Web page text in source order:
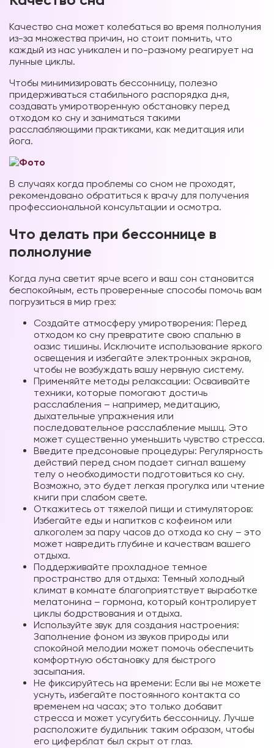
Качество сна может колебаться во время полнолуния
из-за множества причин, но стоит помнить, что
каждый из нас уникален и по-разному реагирует на
лунные циклы.
Чтобы минимизировать бессонницу, полезно
придерживаться стабильного распорядка дня,
создавать умиротворенную обстановку перед
отходом ко сну и заниматься такими
расслабляющими практиками, как медитация или
йога.
В случаях когда проблемы со сном не проходят,
рекомендовано обратиться к врачу для получения
профессиональной консультации и осмотра.
Что делать при бессоннице в
полнолуние
Когда луна светит ярче всего и ваш сон становится
беспокойным, есть проверенные способы помочь вам
погрузиться в мир грез:
Создайте атмосферу умиротворения: Перед
отходом ко сну превратите свою спальню в
оазис тишины. Исключите использование яркого
освещения и избегайте электронных экранов,
чтобы не возбуждать вашу нервную систему.
Применяйте методы релаксации: Осваивайте
техники, которые помогают достичь
расслабления – например, медитацию,
дыхательные упражнения или
последовательное расслабление мышц. Это
может существенно уменьшить чувство стресса.
Введите предсоновые процедуры: Регулярность
действий перед сном подает сигнал вашему
телу о необходимости подготовиться ко сну.
Возможно, это будет легкая прогулка или чтение
книги при слабом свете.
Откажитесь от тяжелой пищи и стимуляторов:
Избегайте еды и напитков с кофеином или
алкоголем за пару часов до отхода ко сну – это
может навредить глубине и качествам вашего
отдыха.
Поддерживайте прохладное темное
пространство для отдыха: Темный холодный
климат в комнате благоприятствует выработке
мелатонина – гормона, который контролирует
циклы бодрствования и отдыха.
Используйте звук для создания настроения:
Заполнение фоном из звуков природы или
спокойной мелодии может помочь обеспечить
комфортную обстановку для быстрого
засыпания.
Не фиксируйтесь на времени: Если вы не можете
уснуть, избегайте постоянного контакта со
временем на часах; это только добавит
стресса и может усугубить бессонницy. Лучше
расположите будильник таким образом, чтобы
его циферблат был скрыт от глаз.